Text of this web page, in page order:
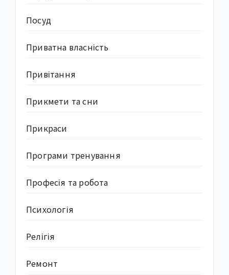
Посуд
Приватна власність
Привітання
Прикмети та сни
Прикраси
Програми тренування
Професія та робота
Психологія
Релігія
Ремонт